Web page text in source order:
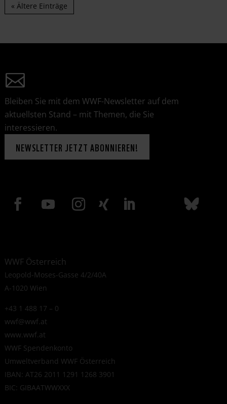
« Ältere Einträge
Bleiben Sie mit dem WWF-Newsletter auf dem
aktuellsten Stand – mit Themen, die Sie
interessieren.
NEWSLETTER JETZT ABONNIEREN!
WWF Österreich
Leopold-Moses-Gasse 4/2/40A
A-1020 Wien
+43 1 488 17 – 0
wwf@wwf.at
www.wwf.at
WWF Spendenkonto
Umweltverband WWF Österreich
IBAN: AT26 2011 1291 1268 3901
BIC: GIBAATWWXXX